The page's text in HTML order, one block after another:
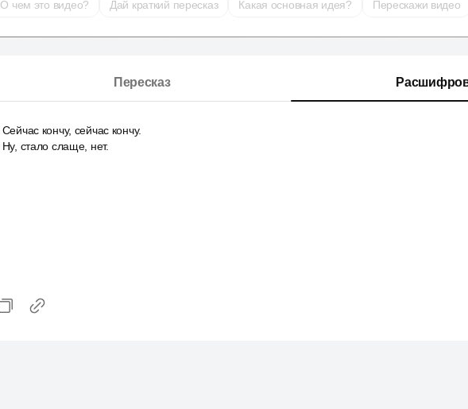
О чем это видео? Дай краткий пересказ Какая основная идея? Перескажи видео
Пересказ
Сейчас кончу, сейчас кончу.
Ну, стало слаще, нет.